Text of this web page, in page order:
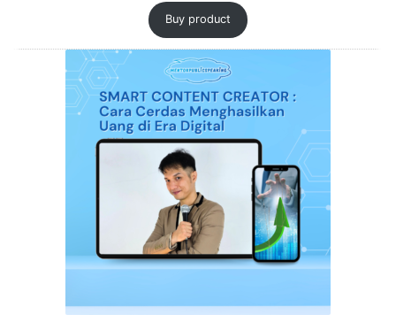
Buy product